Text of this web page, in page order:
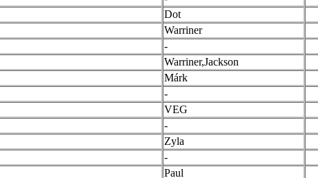
Dot
Warriner
-
Warriner,Jackson
Márk
-
VEG
-
Zyla
-
Paul